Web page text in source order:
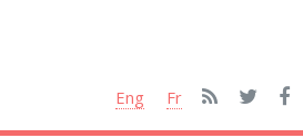
Eng Fr